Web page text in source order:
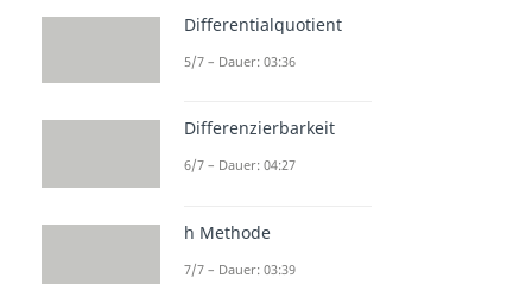
Differentialquotient
5/7 – Dauer: 03:36
Differenzierbarkeit
6/7 – Dauer: 04:27
h Methode
7/7 – Dauer: 03:39